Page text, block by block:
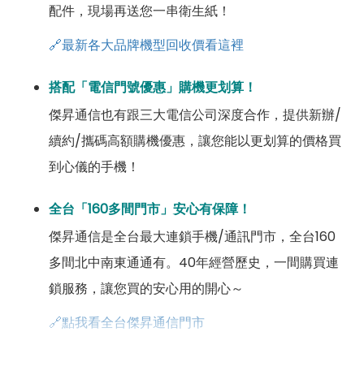
配件，現場再送您一串衛生紙！
🔗最新各大品牌機型回收價看這裡
搭配「電信門號優惠」購機更划算！
傑昇通信也有跟三大電信公司深度合作，提供新辦/
續約/攜碼高額購機優惠，讓您能以更划算的價格買
到心儀的手機！
全台「160多間門市」安心有保障！
傑昇通信是全台最大連鎖手機/通訊門市，全台160
多間北中南東通通有。40年經營歷史，一間購買連
鎖服務，讓您買的安心用的開心～
🔗點我看全台傑昇通信門市